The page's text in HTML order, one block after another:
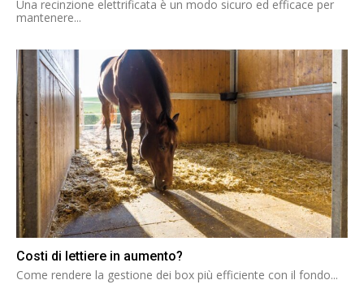
Una recinzione elettrificata è un modo sicuro ed efficace per
mantenere...
Costi di lettiere in aumento?
Come rendere la gestione dei box più efficiente con il fondo...